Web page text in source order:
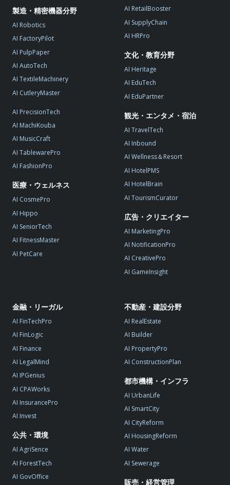
製造・精密機器分野
AI Robotics
AI FactoryPilot
AI PulpPaper
AI AutoTech
AI TextileMachinery
AI CutleryMaster
AI PrecisionTech
AI MachiKouba
AI MusicCraft
AI TablewarePro
AI FashionPro
医療・ウェルネス
AI CosmePro
AI Hippo
AI SeniorTech
AI FitnessMaster
AI PetCare
AI RetailBooster
AI SupplyChain
AI HRPro
文化・教育分野
AI Heritage
AI EduTech
AI EduPartner
観光・エンタメ・宿泊
AI TravelTech
AI Inbound
AI Wellness＆Resort
AI HotelPMS
AI HotelBrain
AI TourismCurator
広告・クリエイター
AI MarketingPro
AI NotificationPro
AI CreativePro
AI GameInsight
金融・リーガル
AI FinTechPro
AI FinLogic
AI Finance
AI LegalMind
AI IPGenius
AI CPAWorks
AI InsurancePro
AI Invest
公共・環境
AI AgriSence
AI ForestTech
AI GovOffice
不動産・建設分野
AI RealEstate
AI Builder
AI PropertyPro
AI ConstructionPlan
都市機構・インフラ
AI UrbanLife
AI SmartCity
AI CityReform
AI HousingReform
AI Water
AI Sewerage
販売・経営管理